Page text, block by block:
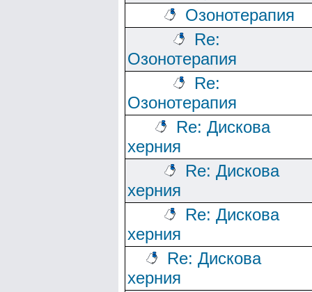
Озонотерапия
Re:
Озонотерапия
Re:
Озонотерапия
Re: Дискова
херния
Re: Дискова
херния
Re: Дискова
херния
Re: Дискова
херния